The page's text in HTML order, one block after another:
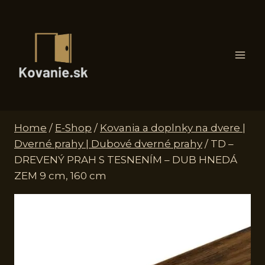
Home / E-Shop / Kovania a doplnky na dvere |
Dverné prahy | Dubové dverné prahy / TD –
DREVENÝ PRAH S TESNENÍM – DUB HNEDÁ
ZEM 9 cm, 160 cm